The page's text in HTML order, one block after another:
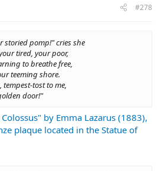
#278
storied pomp!" cries she
tired, your poor,
to breathe free,
teeming shore.
tempest-tost to me,
door!"
by Emma Lazarus (1883),
plaque located in the Statue of